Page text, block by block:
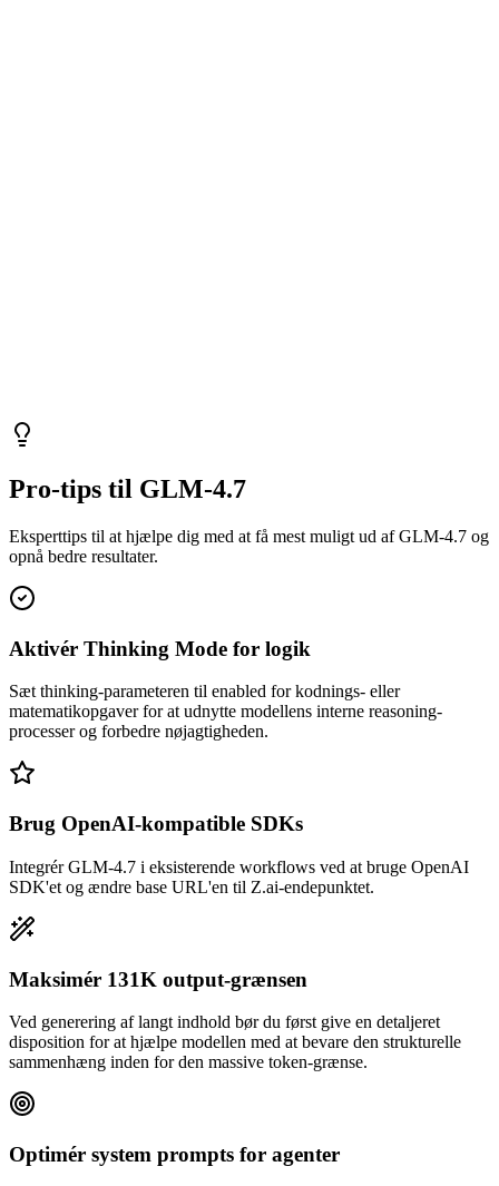
Pro-tips til GLM-4.7
Eksperttips til at hjælpe dig med at få mest muligt ud af GLM-4.7 og
opnå bedre resultater.
Aktivér Thinking Mode for logik
Sæt thinking-parameteren til enabled for kodnings- eller
matematikopgaver for at udnytte modellens interne reasoning-
processer og forbedre nøjagtigheden.
Brug OpenAI-kompatible SDKs
Integrér GLM-4.7 i eksisterende workflows ved at bruge OpenAI
SDK'et og ændre base URL'en til Z.ai-endepunktet.
Maksimér 131K output-grænsen
Ved generering af langt indhold bør du først give en detaljeret
disposition for at hjælpe modellen med at bevare den strukturelle
sammenhæng inden for den massive token-grænse.
Optimér system prompts for agenter